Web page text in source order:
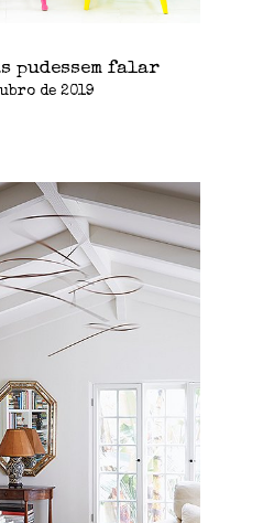
pudessem falar
de 2019